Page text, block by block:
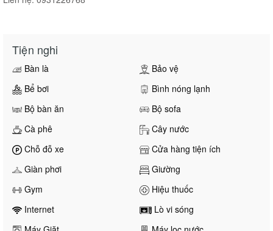
Tiện nghi
Bàn là
Bảo vệ
Bể bơi
Bình nóng lạnh
Bộ bàn ăn
Bộ sofa
Cà phê
Cây nước
Chỗ đỗ xe
Cửa hàng tiện ích
Giàn phơi
Giường
Gym
Hiệu thuốc
Internet
Lò vi sóng